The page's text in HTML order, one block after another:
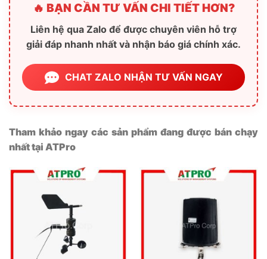
🔥 BẠN CẦN TƯ VẤN CHI TIẾT HƠN?
Liên hệ qua Zalo để được chuyên viên hỗ trợ
giải đáp nhanh nhất và nhận báo giá chính xác.
CHAT ZALO NHẬN TƯ VẤN NGAY
Tham khảo ngay các sản phẩm đang được bán chạy
nhất tại ATPro